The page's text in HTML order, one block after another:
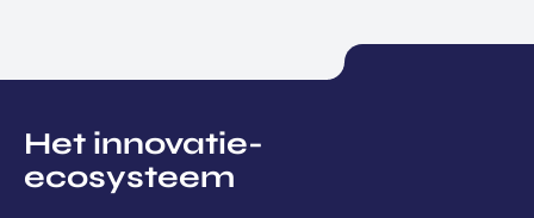
Het innovatie-
ecosysteem